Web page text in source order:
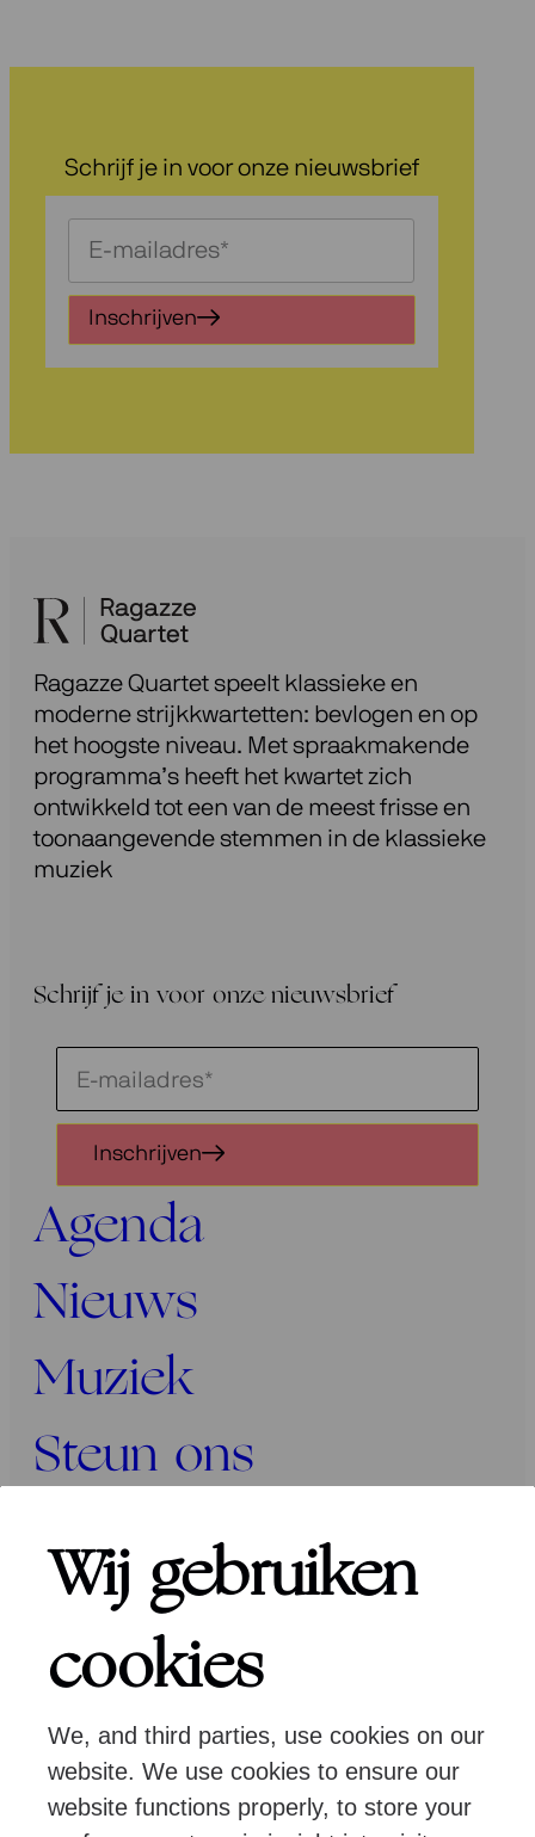
Wij gebruiken
cookies
We, and third parties, use cookies on our
website. We use cookies to ensure our
website functions properly, to store your
Schrijf je in voor onze nieuwsbrief
Schrijf
je
in
voor
onze
Inschrijven
Ragazze Quartet speelt klassieke en
moderne strijkkwartetten: bevlogen en op
het hoogste niveau. Met spraakmakende
programma’s heeft het kwartet zich
ontwikkeld tot een van de meest frisse en
toonaangevende stemmen in de klassieke
muziek
Schrijf je in voor onze nieuwsbrief
Schrijf
je
voor
onze
nieuwsbrief
Inschrijven
Agenda
Nieuws
Muziek
Steun ons
Programma’s
Over ons
Programmeurs